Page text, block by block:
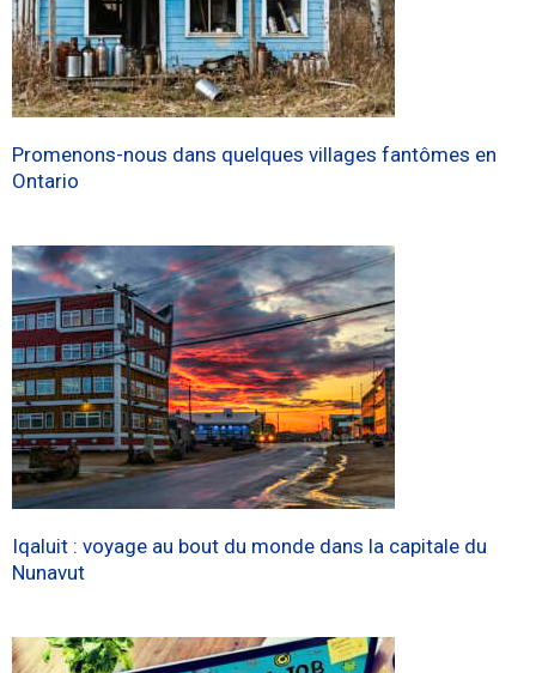
Promenons-nous dans quelques villages fantômes en
Ontario
Iqaluit : voyage au bout du monde dans la capitale du
Nunavut